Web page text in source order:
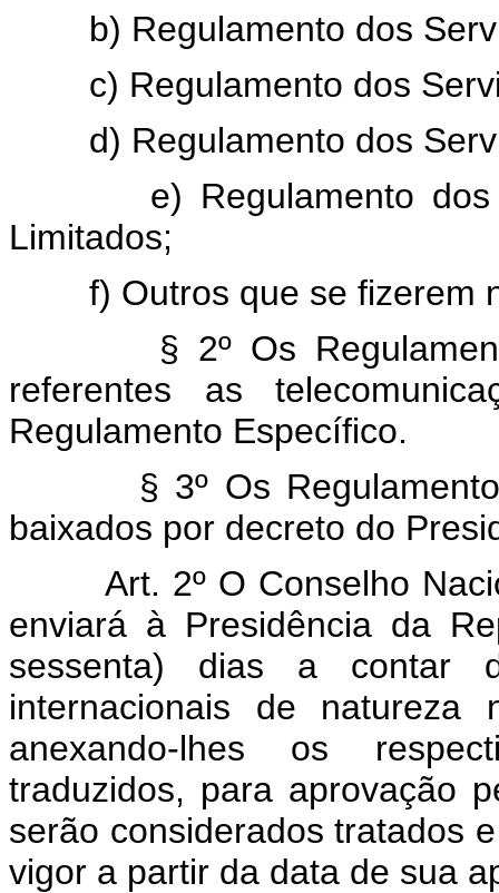
b) Regulamento dos
c) Regulamento dos
d) Regulamento dos
e) Regulamento dos
Limitados;
f) Outros que se fizerem
§ 2º Os Regulamentos
referentes as
Regulamento Específico.
§ 3º Os Regulamentos
baixados por decreto do
Art. 2º O Conselho
enviará à Presidência da
sessenta) dias a contar
internacionais de natureza
anexando-lhes os
traduzidos, para aprovação
serão considerados tratados
vigor a partir da data de sua